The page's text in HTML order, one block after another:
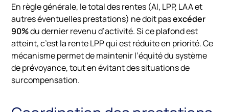
En règlegénérale, letotaldesrentes (AI, LPP, LAAet
autreséventuellesprestations) nedoitpasexcéder
90%dudernierrevenud’activité.Siceplafondest
atteint,c’estla renteLPPquiestréduiteen priorité.Ce
mécanismepermetdemaintenirl’équitédu système
deprévoyance,toutenévitantdessituationsde
surcompensation.